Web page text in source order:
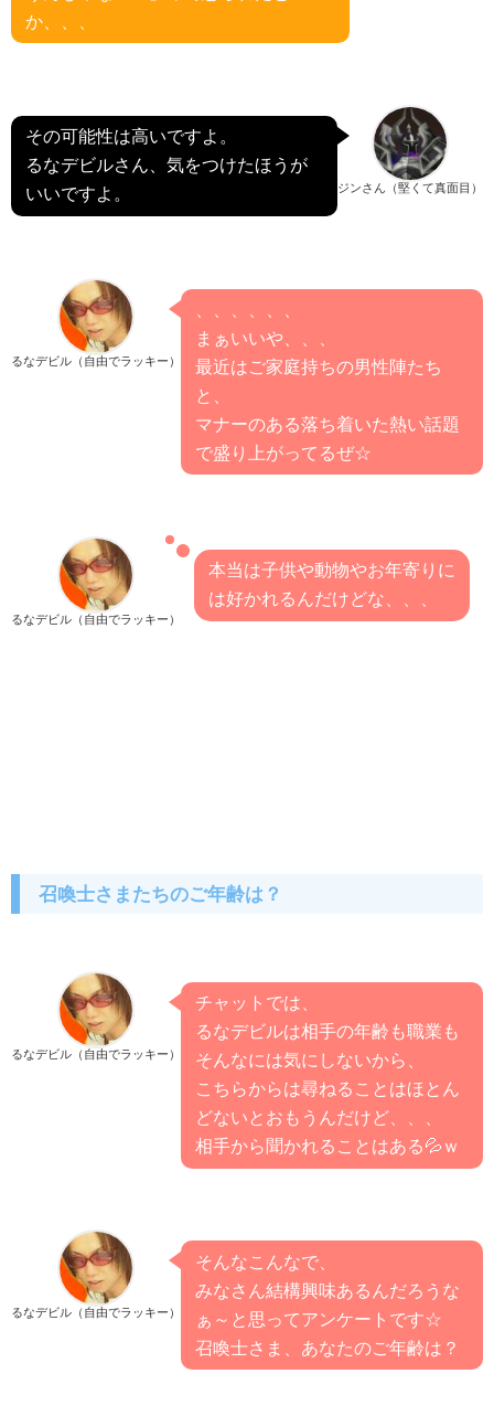
か、、、
ジンさん（堅くて真面目）
その可能性は高いですよ。
るなデビルさん、気をつけたほうが
いいですよ。
るなデビル（自由でラッキー）
まぁいいや、、、
最近はご家庭持ちの男性陣たち
と、
マナーのある落ち着いた熱い話題
で盛り上がってるぜ☆
るなデビル（自由でラッキー）
本当は子供や動物やお年寄りに
は好かれるんだけどな、、、
召喚士さまたちのご年齢は？
るなデビル（自由でラッキー）
チャットでは、
るなデビルは相手の年齢も職業も
そんなには気にしないから、
こちらからは尋ねることはほとん
どないとおもうんだけど、、、
相手から聞かれることはある💦ｗ
るなデビル（自由でラッキー）
そんなこんなで、
みなさん結構興味あるんだろうな
ぁ～と思ってアンケートです☆
召喚士さま、あなたのご年齢は？